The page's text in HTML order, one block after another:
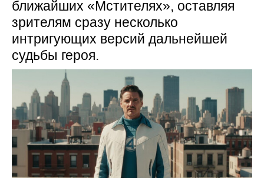
ближайших «Мстителях», оставляя
зрителям сразу несколько
интригующих версий дальнейшей
судьбы героя.